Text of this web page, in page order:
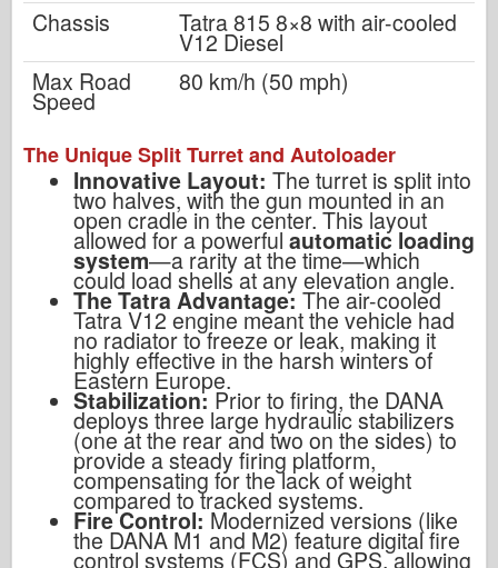
Chassis
Tatra 815 8×8 with air-cooled
V12 Diesel
Max Road
Speed
80 km/h (50 mph)
The Unique Split Turret and Autoloader
Innovative Layout: The turret is split into
two halves, with the gun mounted in an
open cradle in the center. This layout
allowed for a powerfulautomatic loading
system—a rarity at the time—which
could load shells at any elevation angle.
The Tatra Advantage: The air-cooled
Tatra V12 engine meant the vehicle had
no radiator to freeze or leak, making it
highly effective in the harsh winters of
Eastern Europe.
Stabilization: Prior to firing, the DANA
deploys three large hydraulic stabilizers
(one at the rear and two on the sides) to
provide a steady firing platform,
compensating for the lack of weight
compared to tracked systems.
Fire Control: Modernized versions (like
the DANA M1 and M2) feature digital fire
control systems (FCS) and GPS, allowing